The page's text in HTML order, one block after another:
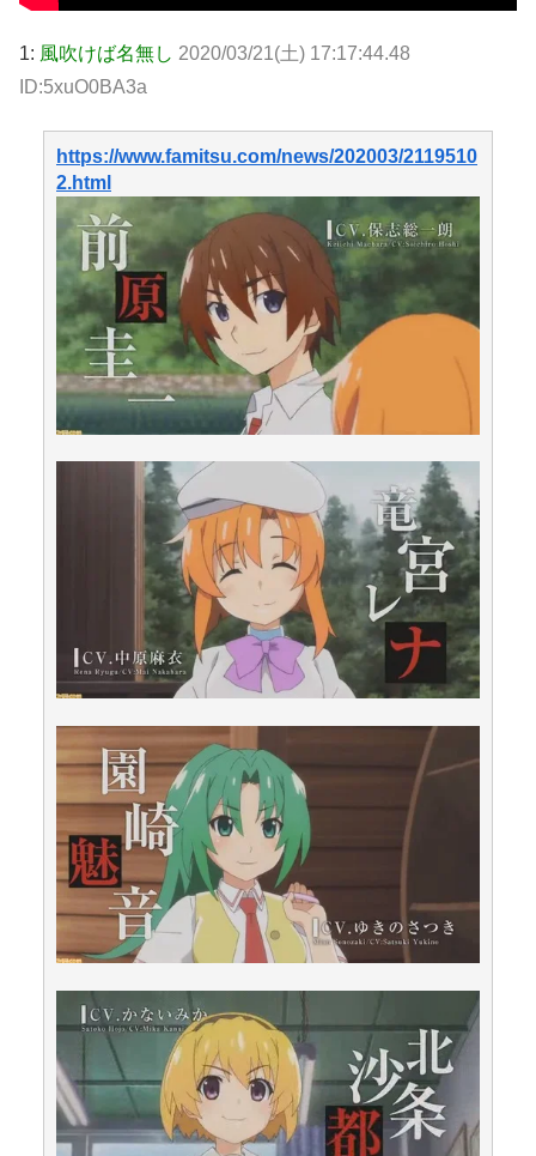
1: 風吹けば名無し 2020/03/21(土) 17:17:44.48
ID:5xuO0BA3a
https://www.famitsu.com/news/202003/2119510
2.html